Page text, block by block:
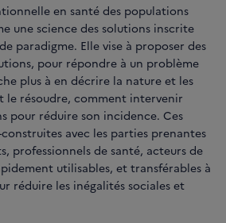
en santé des populations
une science des solutions inscrite
paradigme. Elle vise à proposer des
pour répondre à un problème
plus à en décrire la nature et les
le résoudre, comment intervenir
pour réduire son incidence. Ces
avec les parties prenantes
professionnels de santé, acteurs de
utilisables, et transférables à
réduire les inégalités sociales et